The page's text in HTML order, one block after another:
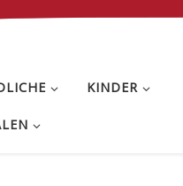
KINDER